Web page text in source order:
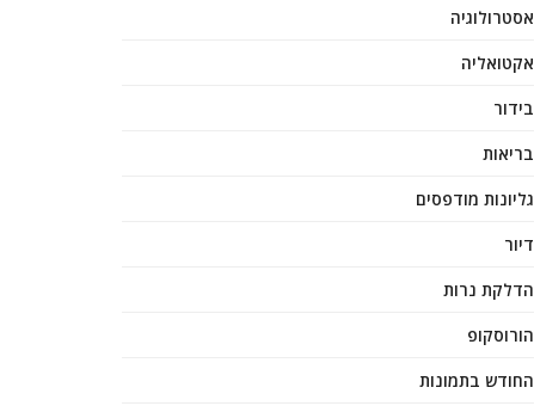
אסטרולוגיה
אקטואליה
בידור
בריאות
גליונות מודפסים
דיור
הדלקת נרות
הורוסקופ
החודש בתמונות